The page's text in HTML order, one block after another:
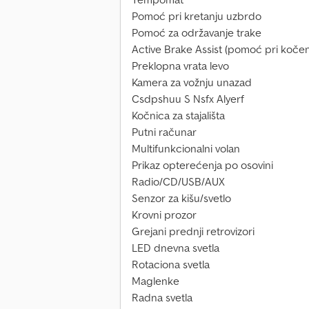
Pomoć pri kretanju uzbrdo
Pomoć za održavanje trake
Active Brake Assist (pomoć pri
Preklopna vrata levo
Kamera za vožnju unazad
Csdpshuu S Nsfx Alyerf
Kočnica za stajališta
Putni računar
Multifunkcionalni volan
Prikaz opterećenja po osovini
Radio/CD/USB/AUX
Senzor za kišu/svetlo
Krovni prozor
Grejani prednji retrovizori
LED dnevna svetla
Rotaciona svetla
Maglenke
Radna svetla